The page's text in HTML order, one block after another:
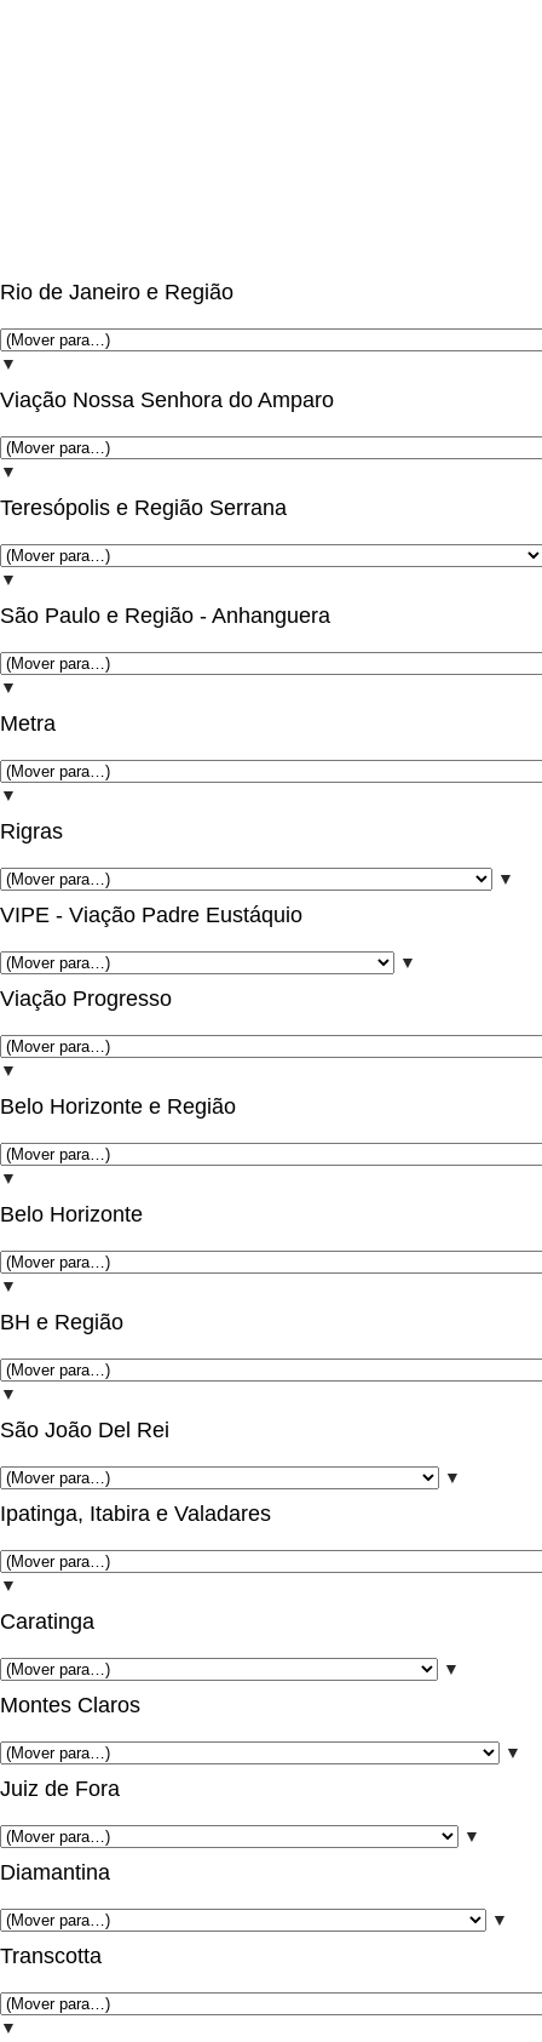
Rio de Janeiro e Região
▼
Viação Nossa Senhora do Amparo
▼
Teresópolis e Região Serrana
▼
São Paulo e Região - Anhanguera
▼
Metra
▼
Rigras
▼
VIPE - Viação Padre Eustáquio
▼
Viação Progresso
▼
Belo Horizonte e Região
▼
Belo Horizonte
▼
BH e Região
▼
São João Del Rei
▼
Ipatinga, Itabira e Valadares
▼
Caratinga
▼
Montes Claros
▼
Juiz de Fora
▼
Diamantina
▼
Transcotta
▼